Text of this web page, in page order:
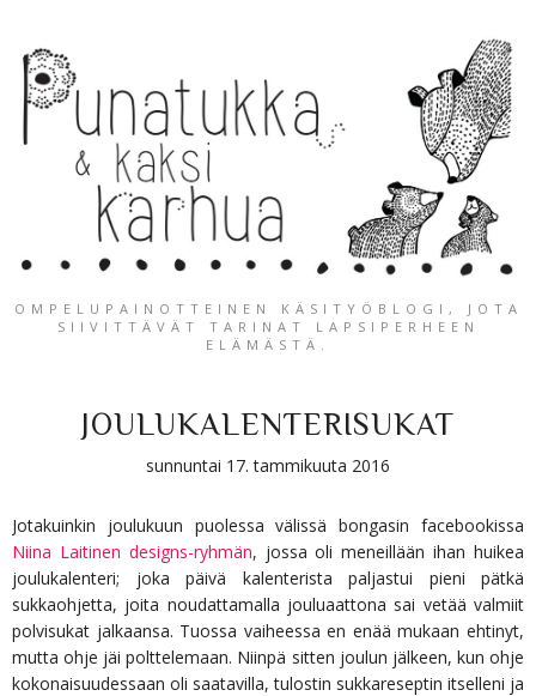
OMPELUPAINOTTEINEN KÄSITYÖBLOGI, JOTA
SIIVITTÄVÄT TARINAT LAPSIPERHEEN
ELÄMÄSTÄ.
JOULUKALENTERISUKAT
sunnuntai 17. tammikuuta 2016
Jotakuinkin joulukuun puolessa välissä bongasin facebookissa
Niina Laitinen designs-ryhmän, jossa oli meneillään ihan huikea
joulukalenteri; joka päivä kalenterista paljastui pieni pätkä
sukkaohjetta, joita noudattamalla jouluaattona sai vetää valmiit
polvisukat jalkaansa. Tuossa vaiheessa en enää mukaan ehtinyt,
mutta ohje jäi polttelemaan. Niinpä sitten joulun jälkeen, kun ohje
kokonaisuudessaan oli saatavilla, tulostin sukkareseptin itselleni ja